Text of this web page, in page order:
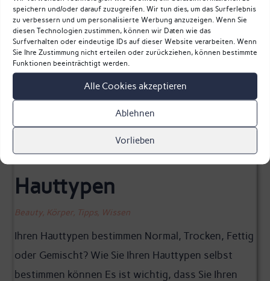
speichern und/oder darauf zuzugreifen. Wir tun dies, um das Surferlebnis
zu verbessern und um personalisierte Werbung anzuzeigen. Wenn Sie
diesen Technologien zustimmen, können wir Daten wie das
Surfverhalten oder eindeutige IDs auf dieser Website verarbeiten. Wenn
Sie Ihre Zustimmung nicht erteilen oder zurückziehen, können bestimmte
Funktionen beeinträchtigt werden.
Alle Cookies akzeptieren
Ablehnen
Vorlieben
Hauttypen
Beauty, Körper, Tipps, Wissen
Ihren Hauttypen bestimmen Normal, Trocken, Fettig
oder Gemischt? Wie Sie Ihren Hauttypen selbst
bestimmen können Es ist wichtig, dass Sie Ihren